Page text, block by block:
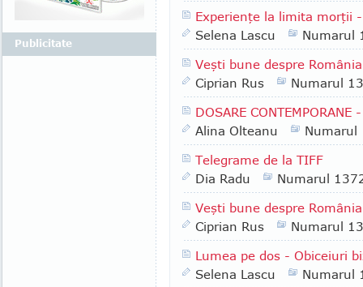
Experienţe la limita morţii
Selena Lascu
Numarul
Veşti bune despre România
Ciprian Rus
Numarul
DOSARE
Alina Olteanu
Numarul
Telegrame de la TIFF
Dia Radu
Numarul
Veşti bune despre România
Ciprian Rus
Numarul
Lumea pe dos - Obiceiuri
Selena Lascu
Numarul
Publicitate